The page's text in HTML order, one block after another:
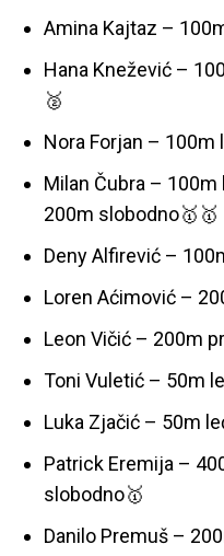
Amina Kajtaz –
Hana Knežević –
🥈
Nora Forjan – 100m
Milan Čubra –
200m slobodno🥇🥇
Deny Alfirević –
Loren Aćimović –
Leon Vičić – 200m
Toni Vuletić – 50m
Luka Zjačić – 50m
Patrick Eremija –
slobodno🥇
Danilo Premuš –